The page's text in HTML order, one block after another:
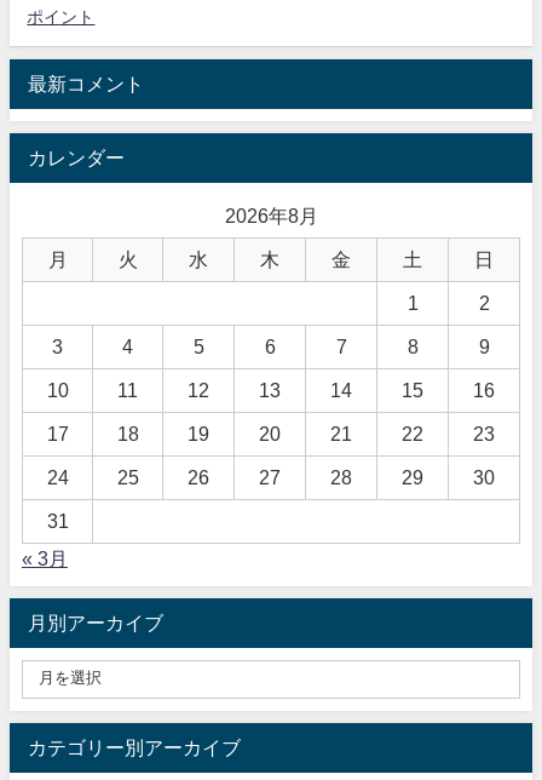
ポイント
最新コメント
カレンダー
2026年8月
月 火 水 木 金 土 日
1 2
3 4 5 6 7 8 9
10 11 12 13 14 15 16
17 18 19 20 21 22 23
24 25 26 27 28 29 30
31
« 3月
月別アーカイブ
カテゴリー別アーカイブ